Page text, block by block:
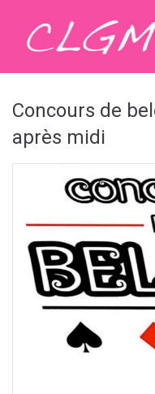
Concours de
après midi